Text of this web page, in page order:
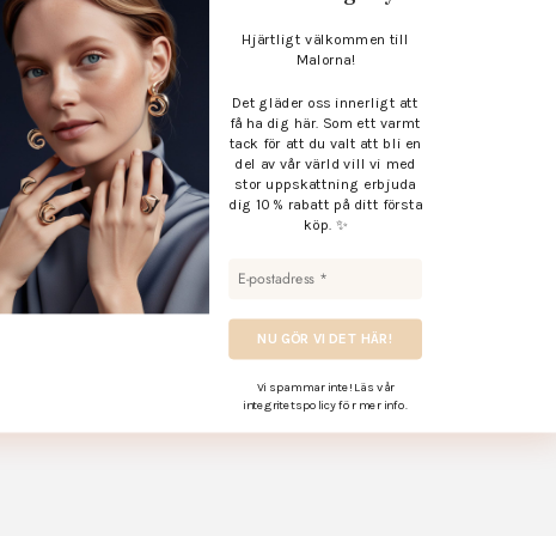
Det gläder oss innerligt att
få ha dig här. Som ett varmt
tack för att du valt att bli en
del av vår värld vill vi med
stor uppskattning erbjuda
dig 10 % rabatt på ditt första
köp. ✨